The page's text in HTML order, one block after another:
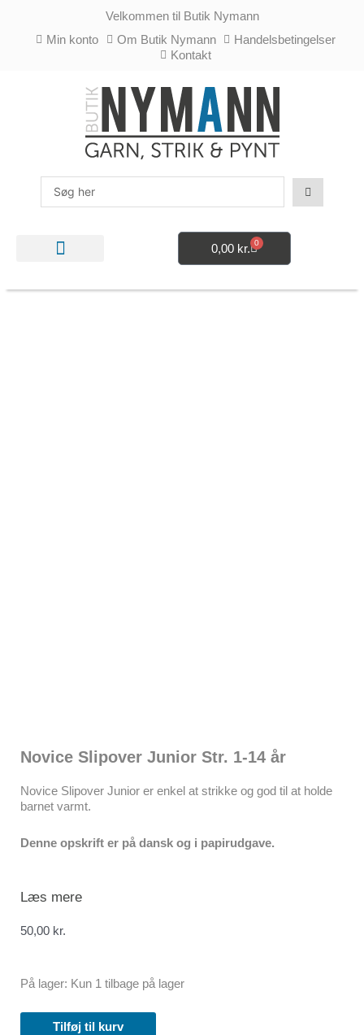
indholdet
Velkommen til Butik Nymann
Min konto
Om Butik Nymann
Handelsbetingelser
Kontakt
0,00 kr. 0
Kurv
Novice Slipover Junior Str. 1-14 år
Novice Slipover Junior er enkel at strikke og god til at holde
barnet varmt.
Denne opskrift er på dansk og i papirudgave.
Læs mere
50,00 kr.
På lager: Kun 1 tilbage på lager
Novice
Junior
Tilføj til kurv